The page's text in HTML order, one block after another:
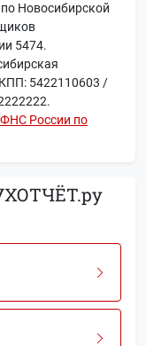
Новосибирской
5474.
5422110603 /
России по